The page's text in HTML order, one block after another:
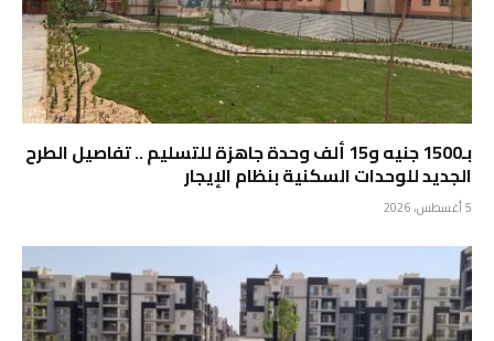
بـ1500 جنيه و15 ألف وحدة جاهزة للتسليم .. تفاصيل الطرح
الجديد للوحدات السكنية بنظام الإيجار
5 أغسطس، 2026